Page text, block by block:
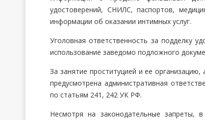
удостоверений, СНИЛС, паспортов,
информации об оказании интимных услуг.
Уголовная ответственность за подделку
использование заведомо подложного
За занятие проституцией и ее
предусмотрена административная
по статьям 241, 242 УК РФ.
Несмотря на законодательные запреты,